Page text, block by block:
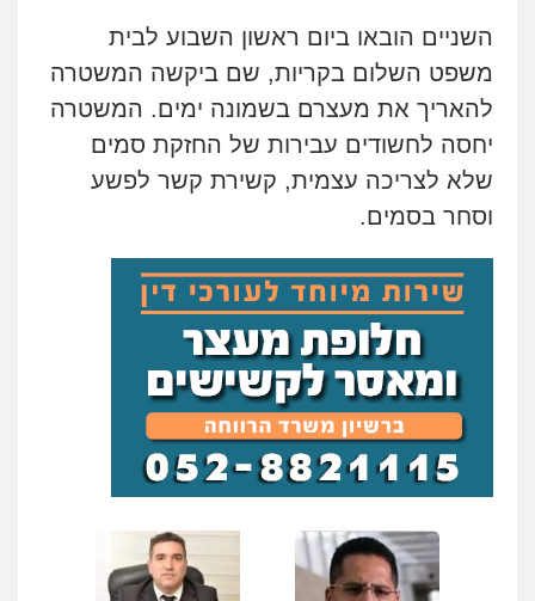
0547342002
עו"ד אלון קריטי
אלימות
0525544654
פלילי עבירות תנועה צווארון לבן תעבורה
עורכי דין לענייני אסירים מעצרים וחקירות
0546470989
עו"ד זוהר ארבל
פלילי פשיעה חמורה מעצרים וחקירות
קטינים
0538788878
פלילי עבירות מין סמים והימורים פשיעה
חמורה חקירות ומעצרים צווארון לבן והונאה
0526885006
השניים הובאו ביום ראשון השבוע לבית
משפט השלום בקריות, שם ביקשה המשטרה
להאריך את מעצרם בשמונה ימים. המשטרה
יחסה לחשודים עבירות של החזקת סמים
שלא לצריכה עצמית, קשירת קשר לפשע
וסחר בסמים.